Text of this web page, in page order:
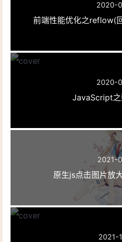
2020-
前端性能优化之reflow(
2020-
JavaScript之
2021-
原生js点击图片放
2021-